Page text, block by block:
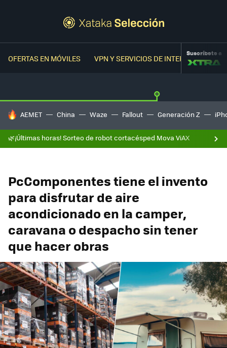
OFERTAS EN MÓVILES VPN Y SERVICIOS DE INTERNETSuscríbete a
HOY SE HABLA DE
AEMET China Waze Fallout Generación Z
🌿¡Últimas horas! Sorteo de robot cortacésped Mova ViAX
PcComponentes tiene el invento
para disfrutar de aire
acondicionado en la camper,
caravana o despacho sin tener
que hacer obras